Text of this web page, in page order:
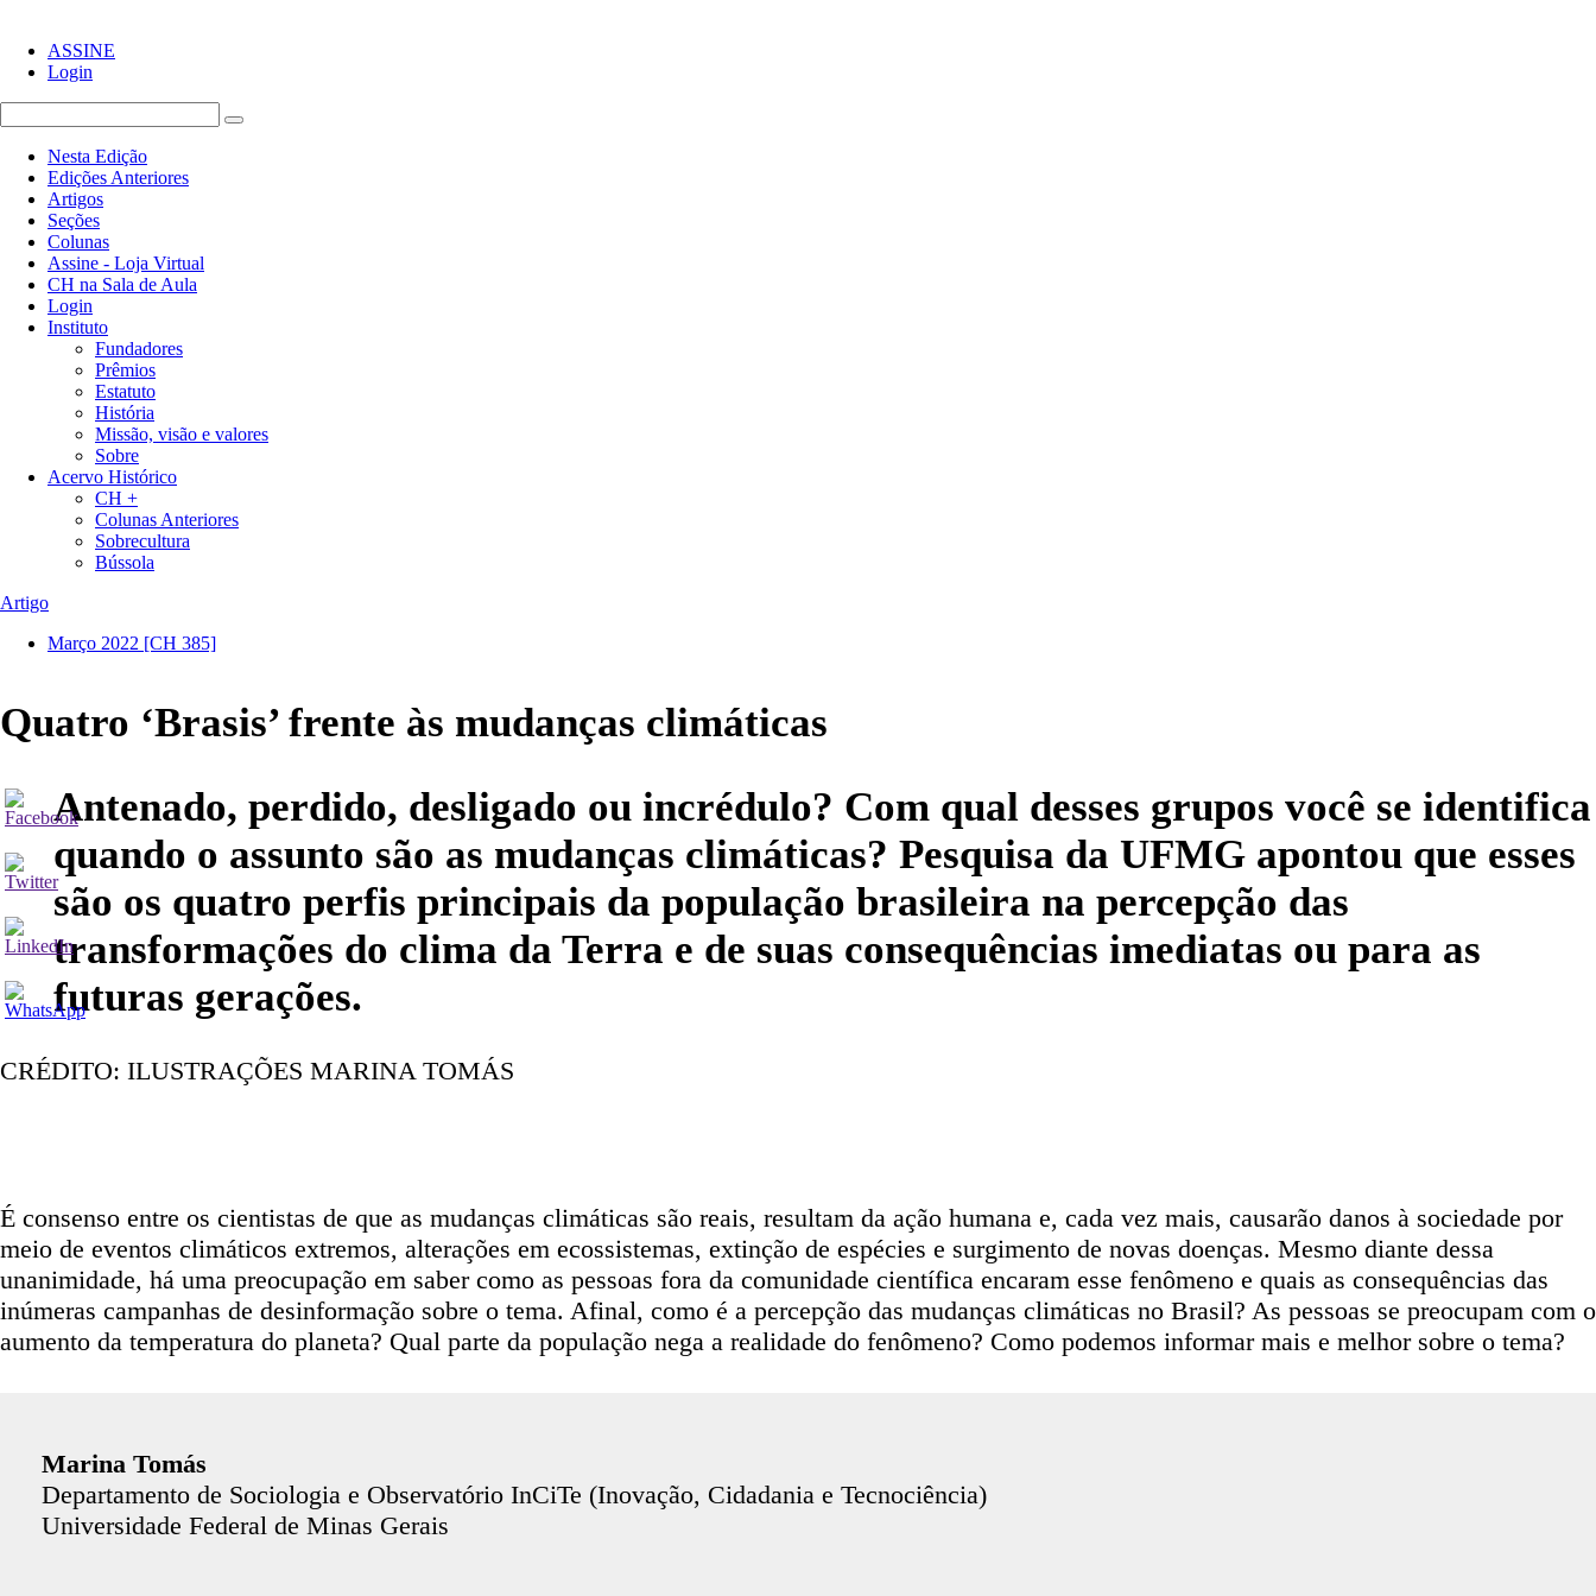
ASSINE
Login
Nesta Edição
Edições Anteriores
Artigos
Seções
Colunas
Assine - Loja Virtual
CH na Sala de Aula
Login
Instituto
Fundadores
Prêmios
Estatuto
História
Missão, visão e valores
Sobre
Acervo Histórico
CH +
Colunas Anteriores
Sobrecultura
Bússola
Artigo
Março 2022 [CH 385]
Quatro ‘Brasis’ frente às mudanças climáticas
Antenado, perdido, desligado ou incrédulo? Com qual desses grupos você se identifica
quando o assunto são as mudanças climáticas? Pesquisa da UFMG apontou que esses
são os quatro perfis principais da população brasileira na percepção das
transformações do clima da Terra e de suas consequências imediatas ou para as
futuras gerações.
CRÉDITO: ILUSTRAÇÕES MARINA TOMÁS
É consenso entre os cientistas de que as mudanças climáticas são reais, resultam da ação humana e, cada vez mais, causarão danos à sociedade por
meio de eventos climáticos extremos, alterações em ecossistemas, extinção de espécies e surgimento de novas doenças. Mesmo diante dessa
unanimidade, há uma preocupação em saber como as pessoas fora da comunidade científica encaram esse fenômeno e quais as consequências das
inúmeras campanhas de desinformação sobre o tema. Afinal, como é a percepção das mudanças climáticas no Brasil? As pessoas se preocupam com o
aumento da temperatura do planeta? Qual parte da população nega a realidade do fenômeno? Como podemos informar mais e melhor sobre o tema?
Marina Tomás
Departamento de Sociologia e Observatório InCiTe (Inovação, Cidadania e Tecnociência)
Universidade Federal de Minas Gerais